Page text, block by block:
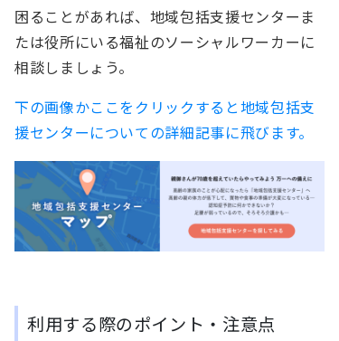
困ることがあれば、地域包括支援センターま
たは役所にいる福祉のソーシャルワーカーに
相談しましょう。
下の画像かここをクリックすると地域包括支
援センターについての詳細記事に飛びます。
利用する際のポイント・注意点